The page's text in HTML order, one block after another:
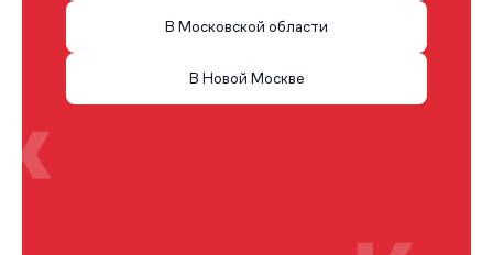
В Московской области
В Новой Москве